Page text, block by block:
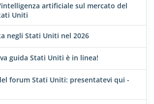
artificiale sul mercato del
Uniti
negli Stati Uniti nel 2026
guida Stati Uniti è in linea!
forum Stati Uniti: presentatevi qui -